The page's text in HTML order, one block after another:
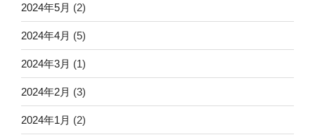
2024年5月 (2)
2024年4月 (5)
2024年3月 (1)
2024年2月 (3)
2024年1月 (2)